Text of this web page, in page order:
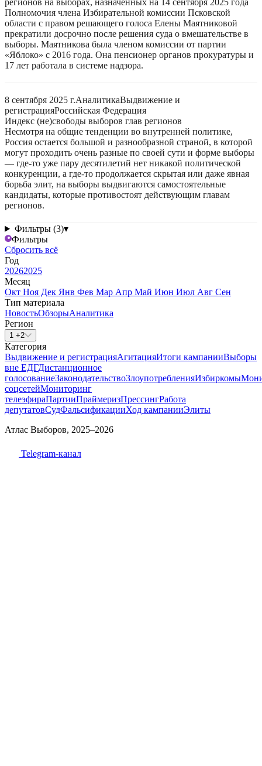
регионов на выборах, назначенных на 14 сентября 2025 года
Полномочия члена Избирательной комиссии Псковской
области с правом решающего голоса Елены Маятниковой
прекратили досрочно после решения суда о вмешательстве в
выборы. Маятникова была членом комиссии от партии
«Яблоко» с 2016 года. Она пенсионер органов прокуратуры и
17 лет работала в системе надзора.
8 сентября 2025 г.АналитикаВыдвижение и
регистрацияРоссийская Федерация
Индекс (не)свободы выборов глав регионов
Несмотря на общие тенденции во внутренней политике,
Россия остается большой и разнообразной страной, в которой
могут проходить очень разные по своей сути и форме выборы
— где-то уже пару десятилетий нет никакой политической
конкуренции, а где-то продолжается скрытая или даже явная
борьба элит, на выборы выдвигаются самостоятельные
кандидаты, которые противостоят действующим главам
регионов.
Фильтры (3)▾
Фильтры
Сбросить всё
Год
20262025
Месяц
Окт Ноя Дек Янв Фев Мар Апр Май Июн Июл Авг Сен
Тип материала
НовостьОбзорыАналитика
Регион
1 +2
Категория
Выдвижение и регистрацияАгитацияИтоги кампанииВыборы
вне ЕДГДистанционное
голосованиеЗаконодательствоЗлоупотребленияИзбиркомы
соцсетейМониторинг
телеэфираПартииПраймеризПрессингРабота
депутатовСудФальсификацииХод кампанииЭлиты
Атлас Выборов, 2025–2026
Telegram-канал